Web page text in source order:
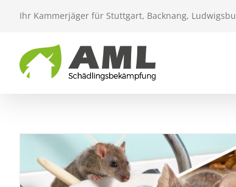
Ihr Kammerjäger für Stuttgart, Backnang,